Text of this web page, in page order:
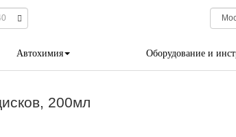
Автохимия Оборудование и
200мл